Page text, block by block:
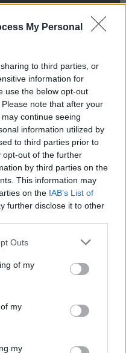
My Personal
to third parties, or
information for
use the below opt-out
note that after your
continue seeing
information utilized by
to third parties prior to
opt-out of the further
by third parties on the
This information may
on the IAB’s List of
further disclose it to other
one or more Google
You may click to
its third-party tags to
in below Google
Outs
of my
my
my
hiánya
váró útkeresés
képeken a